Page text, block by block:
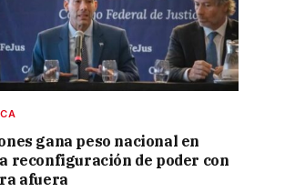
gana peso nacional en
reconfiguración de poder con
afuera